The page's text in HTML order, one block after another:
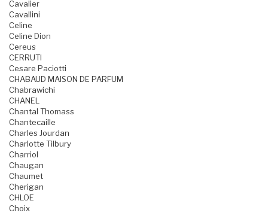
Cavalier
Cavallini
Celine
Celine Dion
Cereus
CERRUTI
Cesare Paciotti
CHABAUD MAISON DE PARFUM
Chabrawichi
CHANEL
Chantal Thomass
Chantecaille
Charles Jourdan
Charlotte Tilbury
Charriol
Chaugan
Chaumet
Cherigan
CHLOE
Choix